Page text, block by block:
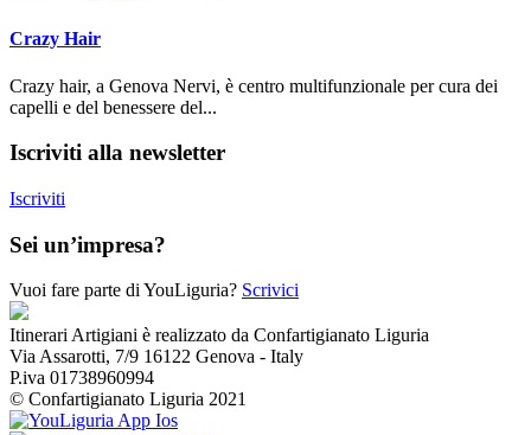
Crazy Hair
Crazy hair, a Genova Nervi, è centro multifunzionale per cura dei
capelli e del benessere del...
Iscriviti alla newsletter
Iscriviti
Sei un’impresa?
Vuoi fare parte di YouLiguria? Scrivici
Itinerari Artigiani è realizzato da Confartigianato Liguria
Via Assarotti, 7/9 16122 Genova - Italy
P.iva 01738960994
© Confartigianato Liguria 2021